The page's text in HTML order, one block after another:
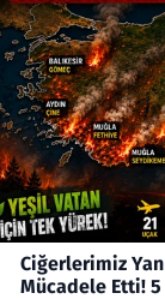
Ciğerlerimiz
Mücadele Etti!